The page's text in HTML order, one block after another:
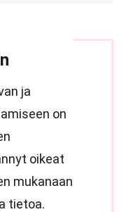
ja
on
oikeat
mukanaan
tietoa.